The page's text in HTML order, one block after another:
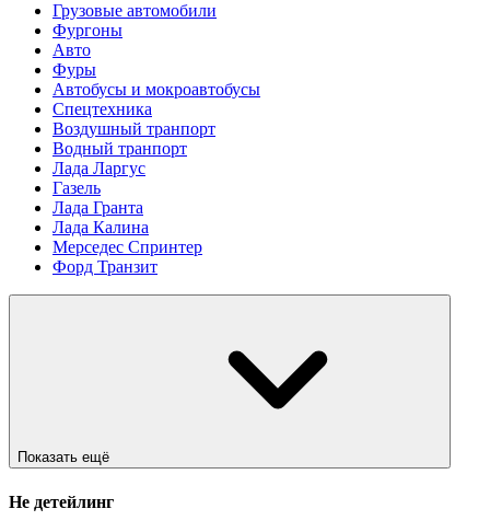
Грузовые автомобили
Фургоны
Авто
Фуры
Автобусы и мокроавтобусы
Спецтехника
Воздушный транпорт
Водный транпорт
Лада Ларгус
Газель
Лада Гранта
Лада Калина
Мерседес Спринтер
Форд Транзит
Показать ещё
Не детейлинг